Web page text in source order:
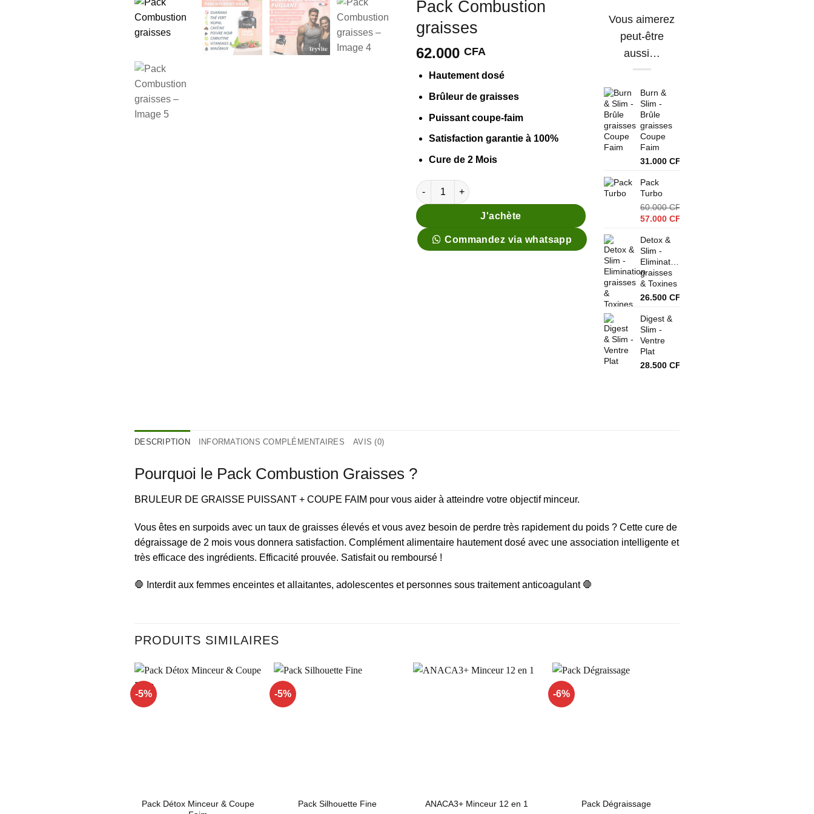
Ajouter
d’envies
Pack Combustion
graisses
62.000 CFA
Hautement dosé
Brûleur de graisses
Puissant coupe-faim
Satisfaction garantie à 100%
Cure de 2 Mois
quantité de Pack Combustion graisses
J'achète
Commandez via whatsapp
Vous aimerez
peut-être
aussi…
Burn &
Slim -
Brûle
graisses
Coupe
Faim
31.000CFA
Pack
Turbo
60.000CFA
Le
initial
était :
60.000 CFA.
57.000CFA
prix
actuel
est :
57.000 CFA.
Detox &
Slim -
Elimination
graisses
& Toxines
26.500CFA
Digest &
Slim -
Ventre
Plat
28.500CFA
DESCRIPTION INFORMATIONS COMPLÉMENTAIRES AVIS (0)
Pourquoi le Pack Combustion Graisses ?
BRULEUR DE GRAISSE PUISSANT + COUPE FAIM pour vous aider à atteindre votre objectif minceur.
Vous êtes en surpoids avec un taux de graisses élevés et vous avez besoin de perdre très rapidement du poids ? Cette cure de
dégraissage de 2 mois vous donnera satisfaction. Complément alimentaire hautement dosé avec une association intelligente et
très efficace des ingrédients. Efficacité prouvée. Satisfait ou remboursé !
🛑 Interdit aux femmes enceintes et allaitantes, adolescentes et personnes sous traitement anticoagulant 🛑
PRODUITS SIMILAIRES
-5%
Pack Détox Minceur & Coupe
-5%
Pack Silhouette Fine ANACA3+ Minceur 12 en 1
-6%
Pack Dégraissage